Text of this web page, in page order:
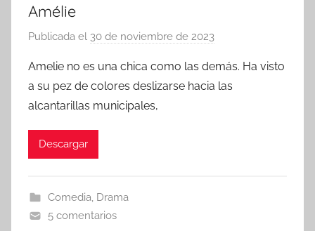
Amélie
Publicada el 30 de noviembre de 2023
r
Amelie no es una chica como las demás. Ha visto
a su pez de colores deslizarse hacia las
alcantarillas municipales,
Descargar
Comedia, Drama
5 comentarios